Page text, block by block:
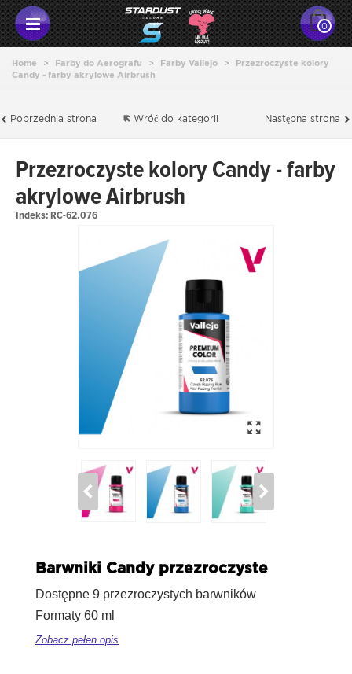
0
Home > Farby do Aerografu > Farby Vallejo >
Przezroczyste kolory
Candy - farby akrylowe Airbrush
Poprzednia strona Następna strona
Wróć do kategorii
Przezroczyste kolory Candy - farby
akrylowe Airbrush
Indeks:RC-62.076
Barwniki Candy przezroczyste
Dostępne 9 przezroczystych barwników
Formaty 60 ml
Zobacz pełen opis